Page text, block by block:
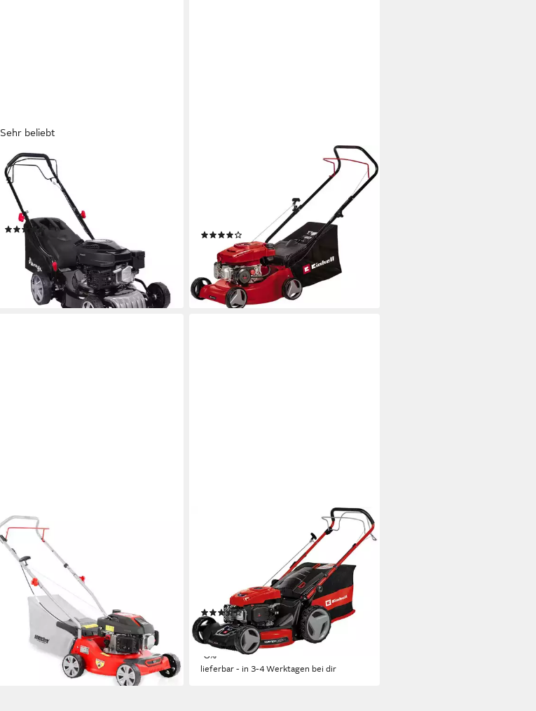
Sehr beliebt
BRAST
Benzinrasenmäher Radantrieb mit
Antrieb 3,0kW (4,1PS)
41 cm
Schnittbreite
(68)
199,99 €
mtl. in 12 Raten
lieferbar - in 3-4 Werktagen bei dir
Benzinrasenmäher GC-PM 40/2
Schnitthöhe
Größe Auffangbehälter
(34)
163,39 € UVP205,95 €
14,92 €mtl. in 12 Raten
-21%
lieferbar - in 3-4 Werktagen bei dir
HECHT
Benzinrasenmäher 5408 mit 45 l
Fangkorb & 4-Takt OHV-Motor bis
700 m²
40 cm Schnittbreite
2,5 - 6,5 cm Schnitthöhe
Größe Auffangbehälter
lieferbar - in 4-5 Werktagen bei dir
Benzinrasenmäher GC-PM 51/3 S
Schnittbreite
Schnitthöhe
Größe Auffangbehälter
(11)
328,89 € UVP358,95 €
16,34 €mtl. in 24 Raten
-8%
lieferbar - in 3-4 Werktagen bei dir